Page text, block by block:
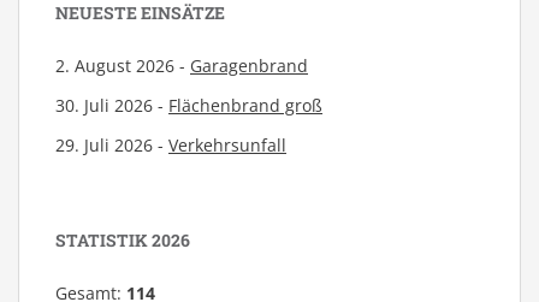
NEUESTE EINSÄTZE
2. August 2026 - Garagenbrand
30. Juli 2026 - Flächenbrand groß
29. Juli 2026 - Verkehrsunfall
STATISTIK 2026
Gesamt: 114